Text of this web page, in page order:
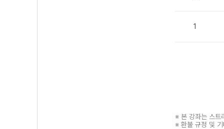
1
※ 본 강좌는 스트
※ 환불 규정 및